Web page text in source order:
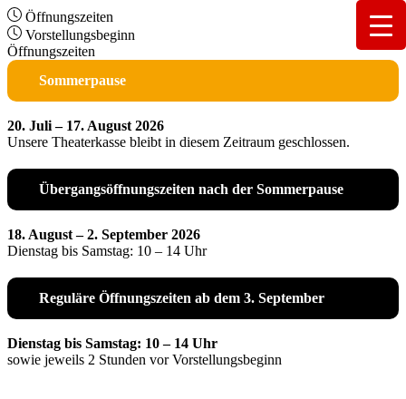
Öffnungszeiten
Vorstellungsbeginn
Öffnungszeiten
Sommerpause
20. Juli – 17. August 2026
Unsere Theaterkasse bleibt in diesem Zeitraum geschlossen.
Übergangsöffnungszeiten nach der Sommerpause
18. August – 2. September 2026
Dienstag bis Samstag: 10 – 14 Uhr
Reguläre Öffnungszeiten ab dem 3. September
Dienstag bis Samstag: 10 – 14 Uhr
sowie jeweils 2 Stunden vor Vorstellungsbeginn